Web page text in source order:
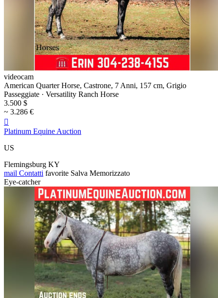
videocam
American Quarter Horse, Castrone, 7 Anni, 157 cm, Grigio
Passeggiate · Versatility Ranch Horse
3.500 $
~ 3.286 €

Platinum Equine Auction
US
Flemingsburg KY
mail Contatti favorite Salva Memorizzato
Eye-catcher